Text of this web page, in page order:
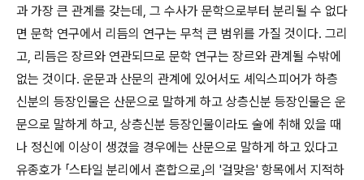
과 가장 큰 관계를 갖는데, 그 수사가 문학으로부터 분리될 수 없다
면 문학 연구에서 리듬의 연구는 무척 큰 범위를 가질 것이다. 그리
고, 리듬은 장르와 연관되므로 문학 연구는 장르와 관계될 수밖에
없는 것이다. 운문과 산문의 관계에 있어서도 셰익스피어가 하층
신분의 등장인물은 산문으로 말하게 하고 상층신분 등장인물은 운
문으로 말하게 하고, 상층신분 등장인물이라도 술에 취해 있을 때
나 정신에 이상이 생겼을 경우에는 산문으로 말하게 하고 있다고
유종호가 「스타일 분리에서 혼합으로」의 '걸맞음' 항목에서 지적하